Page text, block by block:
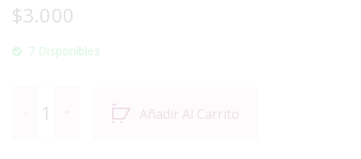
$3.000
7 Disponibles
Añadir Al Carrito